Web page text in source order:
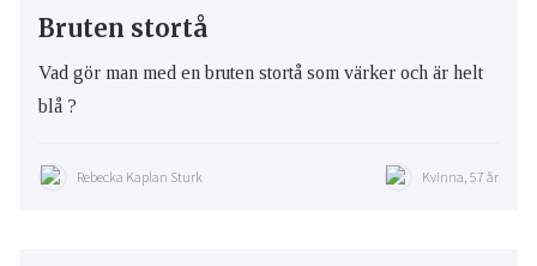
Bruten stortå
Vad gör man med en bruten stortå som värker och är helt
blå ?
Rebecka Kaplan Sturk Kvinna, 57 år